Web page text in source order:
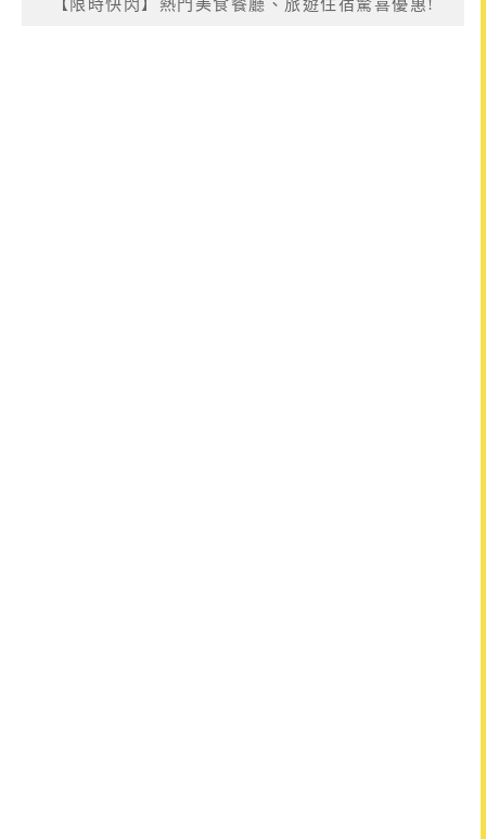
【限時快閃】熱門美食餐廳、旅遊住宿驚喜優惠!